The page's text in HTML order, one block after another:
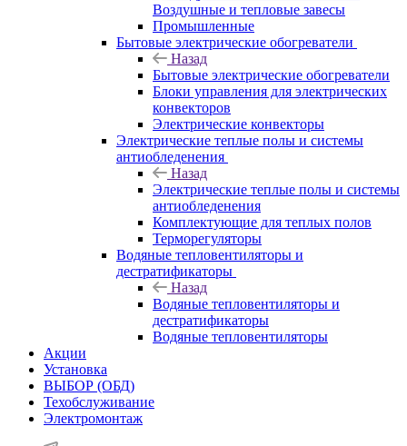
Воздушные и тепловые завесы
Промышленные
Бытовые электрические обогреватели
Назад
Бытовые электрические обогреватели
Блоки управления для электрических
конвекторов
Электрические конвекторы
Электрические теплые полы и системы
антиобледенения
Назад
Электрические теплые полы и системы
антиобледенения
Комплектующие для теплых полов
Терморегуляторы
Водяные тепловентиляторы и
дестратификаторы
Назад
Водяные тепловентиляторы и
дестратификаторы
Водяные тепловентиляторы
Акции
Установка
ВЫБОР (ОБД)
Техобслуживание
Электромонтаж